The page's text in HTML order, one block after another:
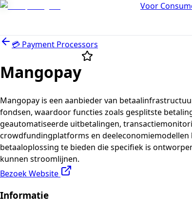
Voor
💳 Payment Processors
Mangopay
Mangopay is een aanbieder van
fondsen, waardoor functies zoals gesplitste
geautomatiseerde uitbetalingen,
crowdfundingplatforms en deeleconomiemodellen
betaaloplossing te bieden die specifiek is
kunnen stroomlijnen.
Bezoek Website
Informatie